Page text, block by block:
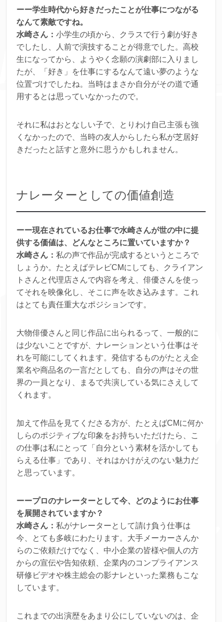
ーー学生時代から好きだったことが仕事につながる
なんて素敵ですね。
水崎さん： 小学生の頃から、クラスで行う劇が好き
でしたし、人前で演技することが得意でした。高校
生になってから、ようやく念願の演劇部に入りまし
たが、「好き」を仕事にするなんて遠い夢のような
位置づけでしたね。当時はまさか自分がその道で通
用するとは思っていなかったので。
それに私はおとなしい子で、とりわけ自己主張も強
くなかったので、当時の友人からしたら私が芝居好
きだったと話すと意外に思うかもしれません。
ナレーターとしての価値創造
ーー現在されているお仕事で水崎さんが世の中に提
供する価値は、どんなところに置いていますか？
水崎さん： 私の声で作品が完成するというところで
しょうか。たとえばテレビCMにしても、クライアン
トさんと代理店さんで内容を考え、俳優さんを使っ
てそれを映像化し、そこに声を吹き込みます。これ
はとても責任重大なポジションです。
大物俳優さんと同じ作品に出られるって、一般的に
は少ないことですが、ナレーションという仕事はそ
れを可能にしてくれます。発信するものがたとえ企
業名や商品名の一言だとしても、自分の声はその世
界の一員となり、まるで共演している気にさえして
くれます。
加えて作品を見てくださる方が、たとえばCMに何か
しらのポジティブな印象をお持ちいただけたら、こ
の仕事は私にとって「自分という素材を活かしても
らえる仕事」であり、それはかけがえのない魅力だ
と思っています。
ーープロのナレーターとして今、どのようにお仕事
を展開されていますか？
水崎さん： 私がナレーターとして請け負う仕事は
今、とても多岐にわたります。大手メーカーさんか
らのご依頼だけでなく、中小企業の皆様や個人の方
からの宣伝や告知依頼、企業内のコンプライアンス
研修ビデオや株主総会の影ナレといった業務もこな
しています。
これまでの出演歴をあまり公にしていないのは、企